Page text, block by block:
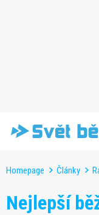
Homepage Články
Nejlepší